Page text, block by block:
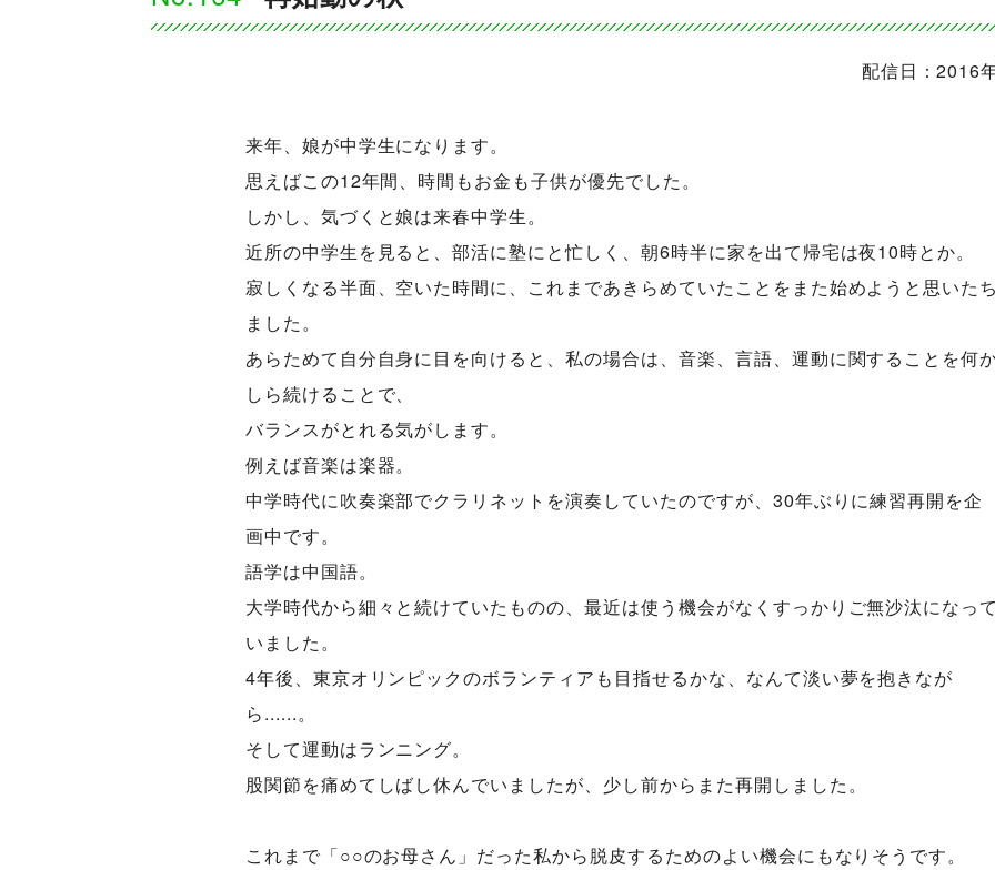
配信日：2016
来年、娘が中学生になります。
思えばこの12年間、時間もお金も子供が優先でした。
しかし、気づくと娘は来春中学生。
近所の中学生を見ると、部活に塾にと忙しく、朝6時半に家を出て帰宅は夜10時とか。
寂しくなる半面、空いた時間に、これまであきらめていたことをまた始めようと思いたち
ました。
あらためて自分自身に目を向けると、私の場合は、音楽、言語、運動に関することを何
しら続けることで、
バランスがとれる気がします。
例えば音楽は楽器。
中学時代に吹奏楽部でクラリネットを演奏していたのですが、30年ぶりに練習再開を企
画中です。
語学は中国語。
大学時代から細々と続けていたものの、最近は使う機会がなくすっかりご無沙汰になって
いました。
4年後、東京オリンピックのボランティアも目指せるかな、なんて淡い夢を抱きなが
ら......。
そして運動はランニング。
股関節を痛めてしばし休んでいましたが、少し前からまた再開しました。
これまで「○○のお母さん」だった私から脱皮するためのよい機会にもなりそうです。